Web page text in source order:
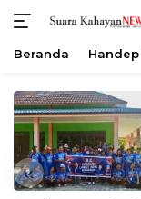
konten
Beranda
«